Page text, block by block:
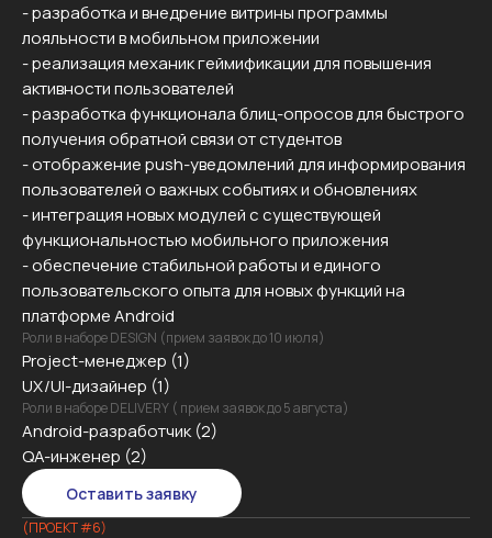
- разработка и внедрение витрины программы
лояльности в мобильном приложении
- реализация механик геймификации для повышения
активности пользователей
- разработка функционала блиц-опросов для быстрого
получения обратной связи от студентов
- отображение push-уведомлений для информирования
пользователей о важных событиях и обновлениях
- интеграция новых модулей с существующей
функциональностью мобильного приложения
- обеспечение стабильной работы и единого
пользовательского опыта для новых функций на
платформе Android
Роли в наборе DESIGN (прием заявок до 10 июля)
Project-менеджер (1)
UX/UI-дизайнер (1)
Роли в наборе DELIVERY ( прием заявок до 5 августа)
Android-разработчик (2)
QA-инженер (2)
Оставить заявку
(ПРОЕКТ #6)